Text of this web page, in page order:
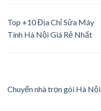
Top +10 Địa Chỉ Sửa Máy
Tính Hà Nội Giá Rẻ Nhất
Chuyển nhà trọn gói Hà Nội